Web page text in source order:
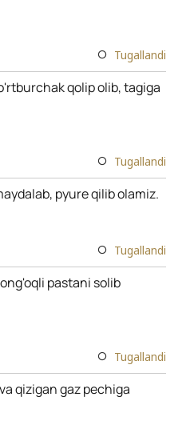
Tugallandi
qolip olib, tagiga
Tugallandi
pyure qilib olamiz.
Tugallandi
pastani solib
Tugallandi
qizigan gaz pechiga